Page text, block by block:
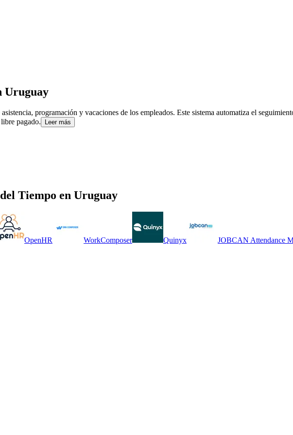
Uruguay
programación y vacaciones de los empleados. Este sistema automatiza el
pagado.
Leer más
Tiempo en Uruguay
OpenHR WorkComposer Quinyx JOBCAN Attendance